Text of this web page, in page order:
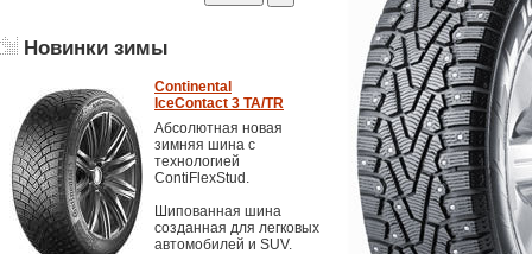
Новинки зимы
Continental
IceContact 3 TA/TR
Абсолютная новая
зимняя шина с
технологией
ContiFlexStud.
Шипованная шина
созданная для легковых
автомобилей и SUV.